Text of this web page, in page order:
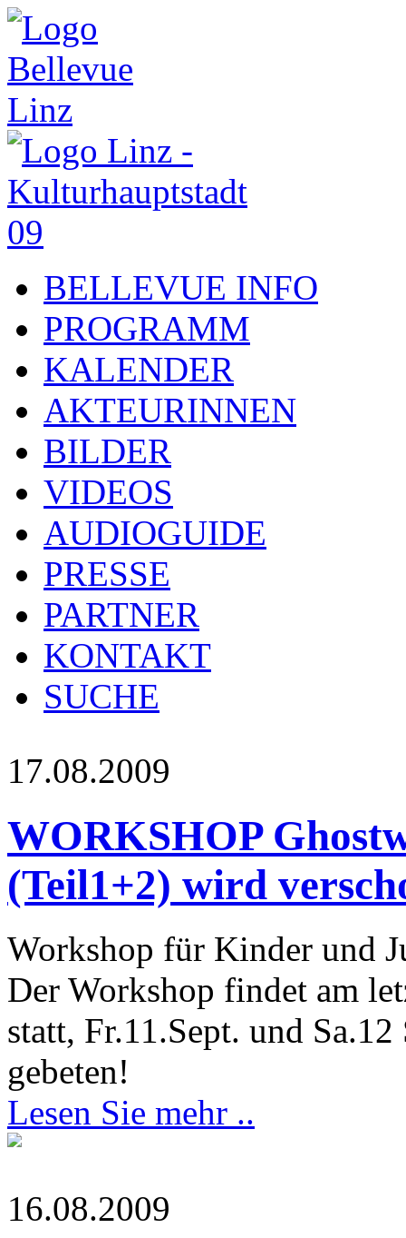
BELLEVUE INFO
PROGRAMM
KALENDER
AKTEURINNEN
BILDER
VIDEOS
AUDIOGUIDE
PRESSE
PARTNER
KONTAKT
SUCHE
17.08.2009
WORKSHOP
(Teil1+2) wird
Workshop für Kinder und
Der Workshop findet am
statt, Fr.11.Sept. und
gebeten!
Lesen Sie mehr ..
16.08.2009